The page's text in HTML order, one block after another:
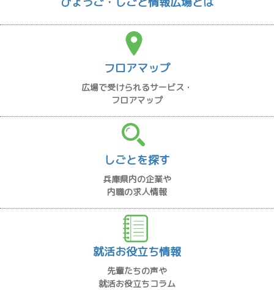
フロアマップ
広場で受けられるサービス・
フロアマップ
しごとを探す
兵庫県内の企業や
内職の求人情報
就活お役立ち情報
先輩たちの声や
就活お役立ちコラム